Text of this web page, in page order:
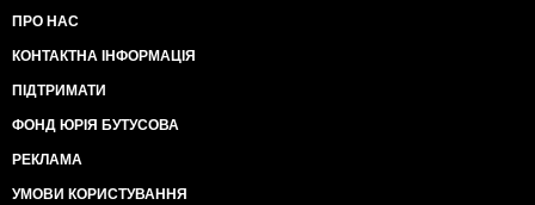
ПРО НАС
КОНТАКТНА ІНФОРМАЦІЯ
ПІДТРИМАТИ
ФОНД ЮРІЯ БУТУСОВА
РЕКЛАМА
УМОВИ КОРИСТУВАННЯ